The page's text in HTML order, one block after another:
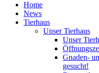
Home
News
Tierhaus
Unser Tierhaus
Unser
Gnaden-
gesucht!